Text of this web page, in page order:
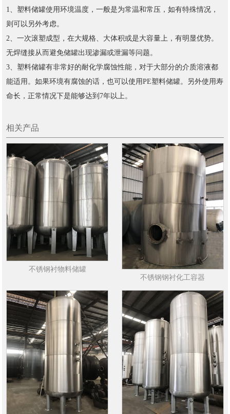
1、塑料储罐使用环境温度，一般是为常温和常压，如有特殊情况，
则可以另外考虑。
2、一次滚塑成型，在大规格、大体积或是大容量上，有明显优势。
无焊缝接从而避免储罐出现渗漏或泄漏等问题。
3、塑料储罐有非常好的耐化学腐蚀性能，对于大部分的介质溶液都
能适用。如果环境有腐蚀的话，也可以使用PE塑料储罐。另外使用寿
命长，正常情况下是能够达到7年以上。
相关产品
不锈钢衬物料储罐
不锈钢钢衬化工容器